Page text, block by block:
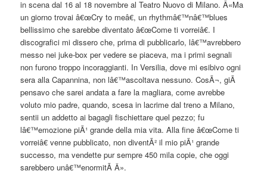
in scena dal 16 al 18 novembre al Teatro Nuovo di Milano. Â«Ma
un giorno trovai â€œCry to meâ€, un rhythmâ€™nâ€™blues
bellissimo che sarebbe diventato â€œCome ti vorreiâ€. I
discografici mi dissero che, prima di pubblicarlo, lâ€™avrebbero
messo nei juke-box per vedere se piaceva, ma i primi segnali
non furono troppo incoraggianti. In Versilia, dove mi esibivo ogni
sera alla Capannina, non lâ€™ascoltava nessuno. CosÃ¬, giÃ
pensavo che sarei andata a fare la magliara, come avrebbe
voluto mio padre, quando, scesa in lacrime dal treno a Milano,
sentii un addetto ai bagagli fischiettare quel pezzo; fu
lâ€™emozione piÃ¹ grande della mia vita. Alla fine â€œCome ti
vorreiâ€ venne pubblicato, non diventÃ² il mio piÃ¹ grande
successo, ma vendette pur sempre 450 mila copie, che oggi
sarebbero unâ€™enormitÃ Â».